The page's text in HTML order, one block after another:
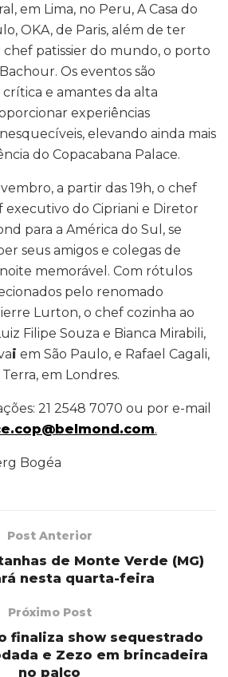
em Lima, no Peru, A Casa do
OKA, de Paris, além de ter
patissier do mundo, o porto
Os eventos são
e amantes da alta
experiências
elevando ainda mais
do Copacabana Palace.
a partir das 19h, o chef
executivo do Cipriani e Diretor
para a América do Sul, se
seus amigos e colegas de
memorável. Com rótulos
pelo renomado
Lurton, o chef cozinha ao
Filipe Souza e Bianca Mirabili,
i em São Paulo, e Rafael Cagali,
em Londres.
21 2548 7070 ou por e-mail
.
Bogéa
Post Anterior
de Monte Verde (MG)
nesta quarta-feira
Próximo Post
finaliza show sequestrado
e Zezo em brincadeira
no palco